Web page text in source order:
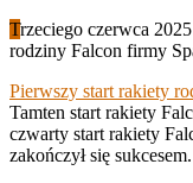
Trzeciego czerwca
rodziny Falcon firmy
Pierwszy start rakiety
Tamten start rakiety
czwarty start rakiety
zakończył się sukcesem.